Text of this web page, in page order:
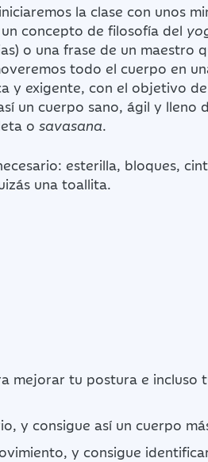
la clase con unos
concepto de filosofía del
o una frase de un maestro
todo el cuerpo en
y exigente, con el objetivo
un cuerpo sano, ágil y lleno
o savasana.
esterilla, bloques,
una toallita.
mejorar tu postura e incluso
y consigue así un cuerpo
y consigue